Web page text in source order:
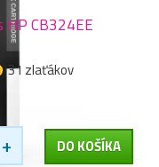
HP CB324EE
31 zlaťákov
+ DO KOŠÍKA